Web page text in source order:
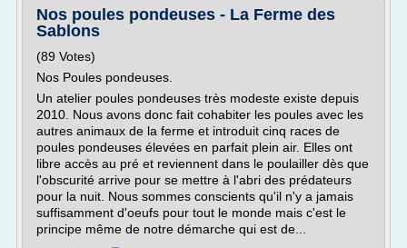
Nos poules pondeuses - La Ferme des
Sablons
(89 Votes)
Nos Poules pondeuses.
Un atelier poules pondeuses très modeste existe depuis
2010. Nous avons donc fait cohabiter les poules avec les
autres animaux de la ferme et introduit cinq races de
poules pondeuses élevées en parfait plein air. Elles ont
libre accès au pré et reviennent dans le poulailler dès que
l'obscurité arrive pour se mettre à l'abri des prédateurs
pour la nuit. Nous sommes conscients qu'il n'y a jamais
suffisamment d'oeufs pour tout le monde mais c'est le
principe même de notre démarche qui est de...